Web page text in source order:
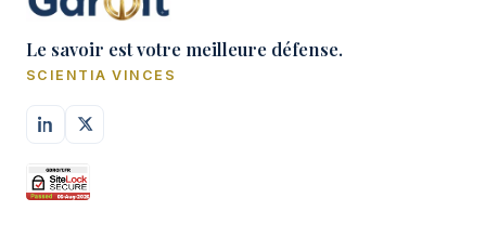
Le savoir est votre meilleure défense.
SCIENTIA VINCES